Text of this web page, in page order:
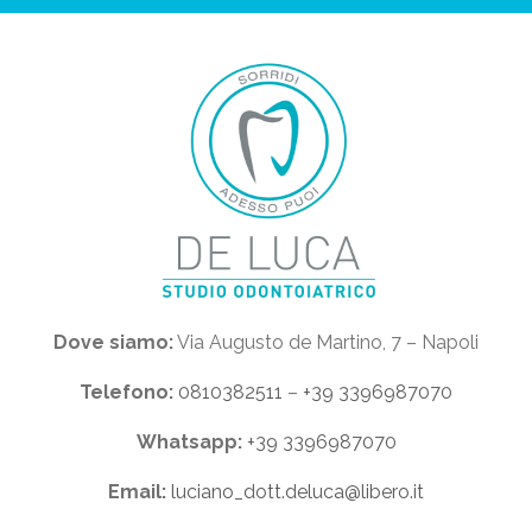
Dove siamo:Via Augusto de Martino, 7 – Napoli
Telefono: 0810382511 – +39 3396987070
Whatsapp: +39 3396987070
Email: luciano_dott.deluca@libero.it